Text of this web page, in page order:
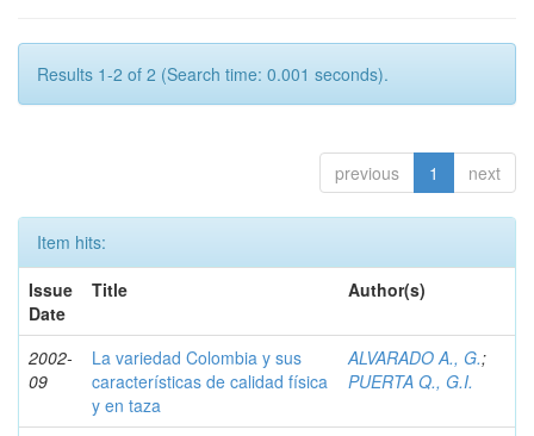
Results 1-2 of 2 (Search time: 0.001 seconds).
previous 1 next
Item hits:
Issue
Date
Title Author(s)
2002-
09
La variedad Colombia y sus
características de calidad física
y en taza
ALVARADO A., G.;
PUERTA Q., G.I.